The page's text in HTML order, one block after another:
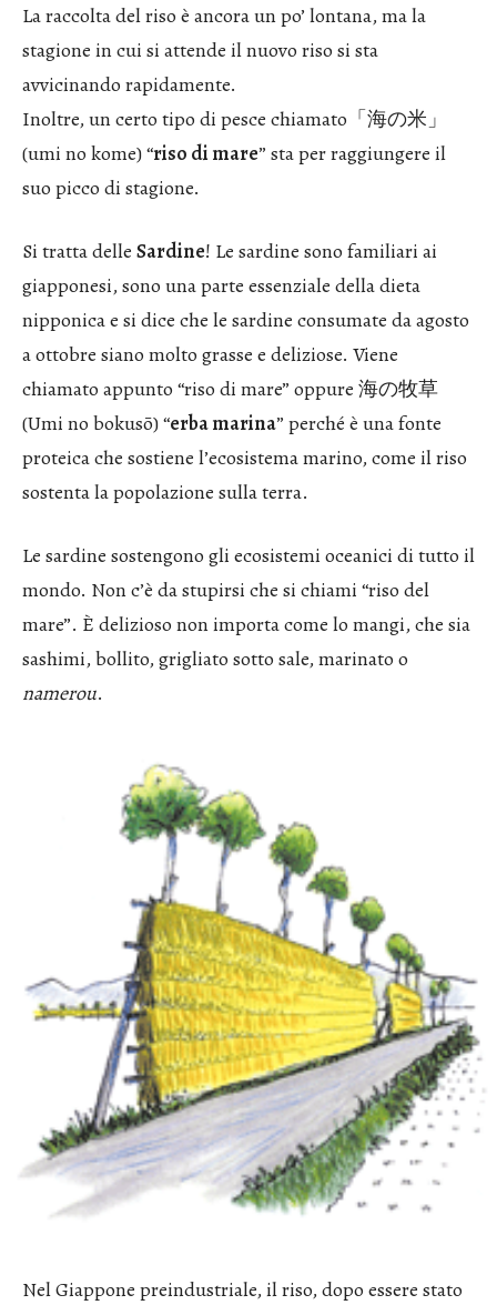
La raccolta del riso è ancora un po’ lontana, ma la
stagione in cui si attende il nuovo riso si sta
avvicinando rapidamente.
Inoltre, un certo tipo di pesce chiamato「海の米」
(umi no kome) “riso di mare” sta per raggiungere il
suo picco di stagione.
Si tratta delle Sardine! Le sardine sono familiari ai
giapponesi, sono una parte essenziale della dieta
nipponica e si dice che le sardine consumate da agosto
a ottobre siano molto grasse e deliziose. Viene
chiamato appunto “riso di mare” oppure 海の牧草
(Umi no bokusō) “erba marina” perché è una fonte
proteica che sostiene l’ecosistema marino, come il riso
sostenta la popolazione sulla terra.
Le sardine sostengono gli ecosistemi oceanici di tutto il
mondo. Non c’è da stupirsi che si chiami “riso del
mare”. È delizioso non importa come lo mangi, che sia
sashimi, bollito, grigliato sotto sale, marinato o
namerou.
Nel Giappone preindustriale, il riso, dopo essere stato